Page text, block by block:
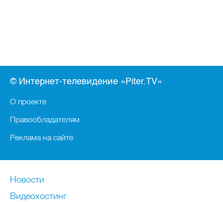
© Интернет-телевидение «Piter.TV»
О проекте
Правообладателям
Реклама на сайте
Новости
Видеохостинг